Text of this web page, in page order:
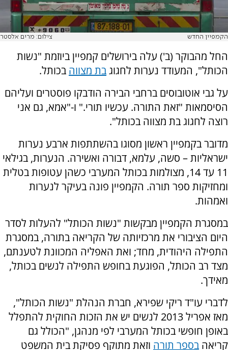
הקמפיין החדש צילום: מרים אלסטר
החל מהבוקר (ב') עלה בירושלים קמפיין ביוזמת "נשות
הכותל", המעודד נערות לחגוגבת מצווה בכותל.
על גבי אוטובוסים ברחבי הבירה הודבקו פוסטרים ועליהם
הסיסמאות "זאת התורה. עכשיו תורי." ו-"אמא, גם אני
רוצה לחגוג בת מצווה בכותל".
מדובר בקמפיין ראשון מסוגו בהשתתפות ארבע נערות
ישראליות – סשה, עלמא, דבורה ואשירה. הנערות, בגילאי
11 עד 14, מצולמות בכותל המערבי כשהן עטופות בטלית
ומחזיקות ספר תורה. הקמפיין פונה בעיקר לנערות
ואמהות.
במסגרת הקמפיין מבקשות "נשות הכותל" להעלות לסדר
היום הציבורי את מרכזיותה של הקריאה בתורה, במסגרת
התפילה היהודית, מחד; ואת האפליה המכוונת לטענתם,
מצד רב הכותל, הפוגעת בחופש התפילה לנשים בכותל,
מאידך.
לדברי עו"ד ריקי שפירא, חברת הנהלת "נשות הכותל",
מאז אפריל 2013 לנשים יש את הזכות החוקית להתפלל
באופן חופשי בכותל המערבי לפי מנהגן, "הכולל גם
קריאה בספר תורה וזאת מתוקף פסיקת בית המשפט